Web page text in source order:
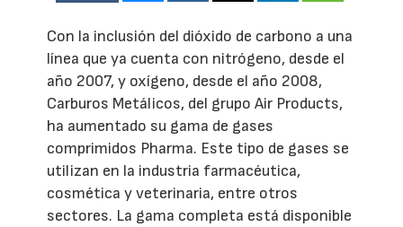
Con la inclusión del dióxido de carbono a una
línea que ya cuenta con nitrógeno, desde el
año 2007, y oxígeno, desde el año 2008,
Carburos Metálicos, del grupo Air Products,
ha aumentado su gama de gases
comprimidos Pharma. Este tipo de gases se
utilizan en la industria farmacéutica,
cosmética y veterinaria, entre otros
sectores. La gama completa está disponible